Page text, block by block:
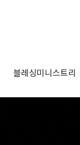
블레싱미니스트리